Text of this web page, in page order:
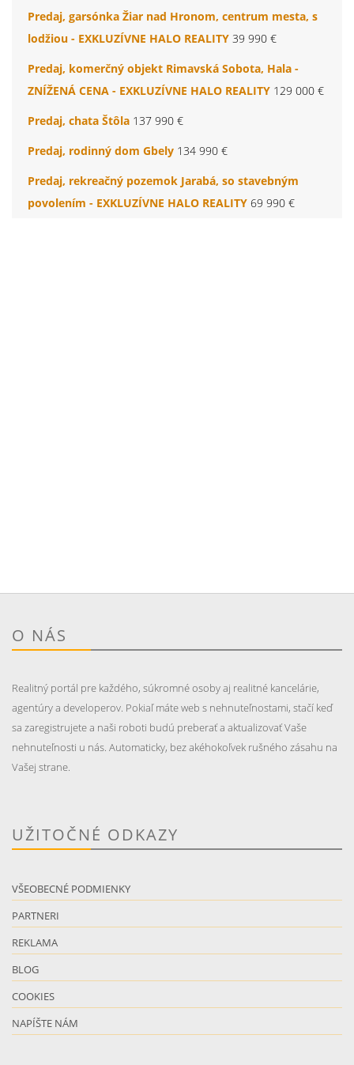
Predaj, garsónka Žiar nad Hronom, centrum mesta, s
lodžiou - EXKLUZÍVNE HALO REALITY 39 990 €
Predaj, komerčný objekt Rimavská Sobota, Hala -
ZNÍŽENÁ CENA - EXKLUZÍVNE HALO REALITY 129 000 €
Predaj, chata Štôla 137 990 €
Predaj, rodinný dom Gbely 134 990 €
Predaj, rekreačný pozemok Jarabá, so stavebným
povolením - EXKLUZÍVNE HALO REALITY 69 990 €
O NÁS
Realitný portál pre každého, súkromné osoby aj realitné kancelárie,
agentúry a developerov. Pokiaľ máte web s nehnuteľnostami, stačí keď
sa zaregistrujete a naši roboti budú preberať a aktualizovať Vaše
nehnuteľnosti u nás. Automaticky, bez akéhokoľvek rušného zásahu na
Vašej strane.
UŽITOČNÉ ODKAZY
VŠEOBECNÉ PODMIENKY
PARTNERI
REKLAMA
BLOG
COOKIES
NAPÍŠTE NÁM